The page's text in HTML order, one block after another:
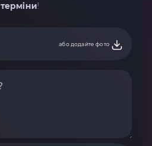
терміни!
або додайте фото